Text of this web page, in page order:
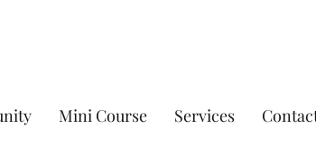
Mini Course Services